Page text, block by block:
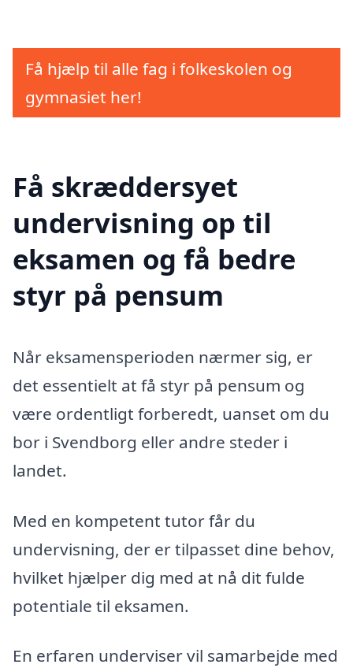
Få hjælp til alle fag i folkeskolen og
gymnasiet her!
Få skræddersyet
undervisning op til
eksamen og få bedre
styr på pensum
Når eksamensperioden nærmer sig, er
det essentielt at få styr på pensum og
være ordentligt forberedt, uanset om du
bor i Svendborg eller andre steder i
landet.
Med en kompetent tutor får du
undervisning, der er tilpasset dine behov,
hvilket hjælper dig med at nå dit fulde
potentiale til eksamen.
En erfaren underviser vil samarbejde med